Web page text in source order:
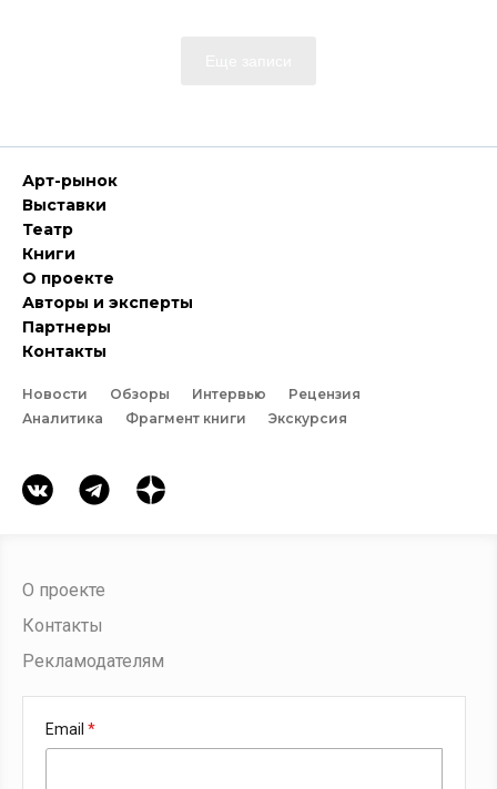
Арт-рынок
Выставки
Театр
Книги
О проекте
Авторы и эксперты
Партнеры
Контакты
Новости Обзоры Интервью
Рецензия
Аналитика
Фрагмент книги Экскурсия
О проекте
Контакты
Рекламодателям
Email